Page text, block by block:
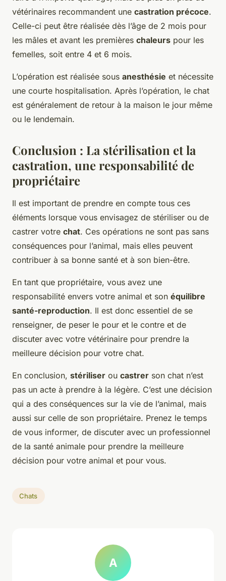
vétérinaires recommandent une castration précoce.
Celle-ci peut être réalisée dès l’âge de 2 mois pour
les mâles et avant les premières chaleurs pour les
femelles, soit entre 4 et 6 mois.
L’opération est réalisée sous anesthésie et nécessite
une courte hospitalisation. Après l’opération, le chat
est généralement de retour à la maison le jour même
ou le lendemain.
Conclusion : La stérilisation et la
castration, une responsabilité de
propriétaire
Il est important de prendre en compte tous ces
éléments lorsque vous envisagez de stériliser ou de
castrer votre chat. Ces opérations ne sont pas sans
conséquences pour l’animal, mais elles peuvent
contribuer à sa bonne santé et à son bien-être.
En tant que propriétaire, vous avez une
responsabilité envers votre animal et son équilibre
santé-reproduction. Il est donc essentiel de se
renseigner, de peser le pour et le contre et de
discuter avec votre vétérinaire pour prendre la
meilleure décision pour votre chat.
En conclusion, stériliser ou castrer son chat n’est
pas un acte à prendre à la légère. C’est une décision
qui a des conséquences sur la vie de l’animal, mais
aussi sur celle de son propriétaire. Prenez le temps
de vous informer, de discuter avec un professionnel
de la santé animale pour prendre la meilleure
décision pour votre animal et pour vous.
Chats
A